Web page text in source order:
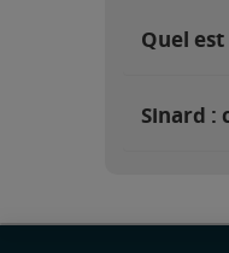
Quel
Sinard :